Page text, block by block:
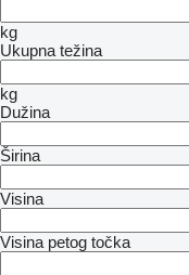
kg
Ukupna težina
kg
Dužina
Širina
Visina
Visina petog točka